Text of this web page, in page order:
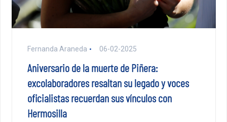
Fernanda Araneda 06-02-2025
Aniversario de la muerte de Piñera:
excolaboradores resaltan su legado y voces
oficialistas recuerdan sus vínculos con
Hermosilla